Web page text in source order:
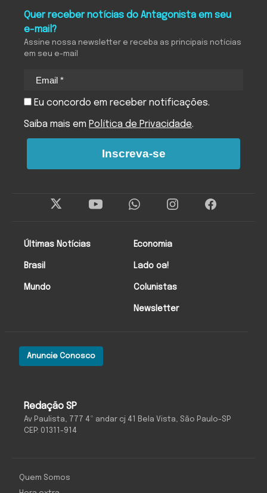
Redação SP
Av Paulista, 777 4º andar cj 41 Bela Vista, São Paulo-SP
CEP: 01311-914
Anuncie Conosco
Últimas Notícias
Brasil
Mundo
Economia
Lado oa!
Colunistas
Newsletter
Quer receber notícias do Antagonista em seu
e-mail?
Assine nossa newsletter e receba as principais notícias
em seu e-mail
Eu concordo em receber notificações.
Saiba mais em Política de Privacidade.
Inscreva-se
Quem Somos